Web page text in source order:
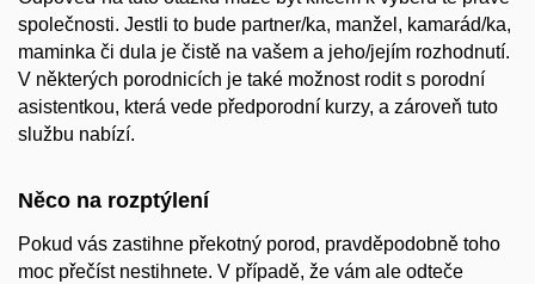
společnosti. Jestli to bude partner/ka, manžel, kamarád/ka,
maminka či dula je čistě na vašem a jeho/jejím rozhodnutí.
V některých porodnicích je také možnost rodit s porodní
asistentkou, která vede předporodní kurzy, a zároveň tuto
službu nabízí.
Něco na rozptýlení
Pokud vás zastihne překotný porod, pravděpodobně toho
moc přečíst nestihnete. V případě, že vám ale odteče